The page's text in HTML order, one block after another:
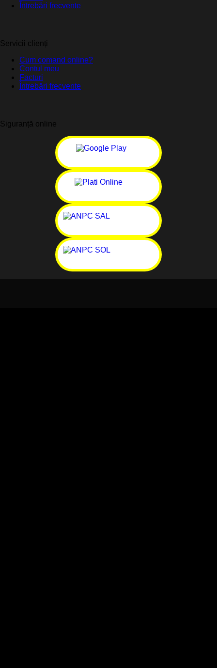
Întrebări frecvente
Servicii clienți
Cum comand online?
Contul meu
Facturi
Întrebări frecvente
Siguranță online